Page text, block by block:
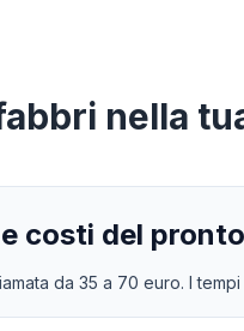
nella
e costi del
da 35 a 70 euro. I